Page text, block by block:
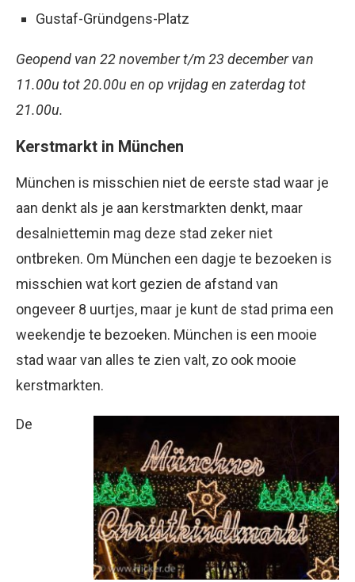
Gustaf-Gründgens-Platz
Geopend van 22 november t/m 23 december van
11.00u tot 20.00u en op vrijdag en zaterdag tot
21.00u.
Kerstmarkt in München
München is misschien niet de eerste stad waar je
aan denkt als je aan kerstmarkten denkt, maar
desalniettemin mag deze stad zeker niet
ontbreken. Om München een dagje te bezoeken is
misschien wat kort gezien de afstand van
ongeveer 8 uurtjes, maar je kunt de stad prima een
weekendje te bezoeken. München is een mooie
stad waar van alles te zien valt, zo ook mooie
kerstmarkten.
De